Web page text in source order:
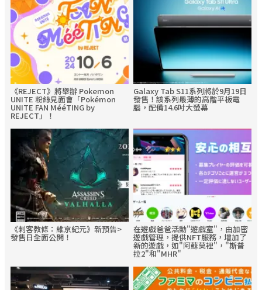
《REJECT》將舉辦 Pokemon
UNITE 粉絲見面會「Pokémon
UNITE FAN MééTING by
REJECT」！
Galaxy Tab S11系列將於9月19日
發售！該系列最薄的高階平板電
腦，配備14.6吋大螢幕
《刺客教條：維京紀元》新預告>
發售日全面公開！
在遊戲爸爸活動"遊戲室"，由加密
遊戲管理，提供NFT服務，增加了
新的遊戲，如"阿蘇莫裡"，"斯普
拉2"和"MHR"